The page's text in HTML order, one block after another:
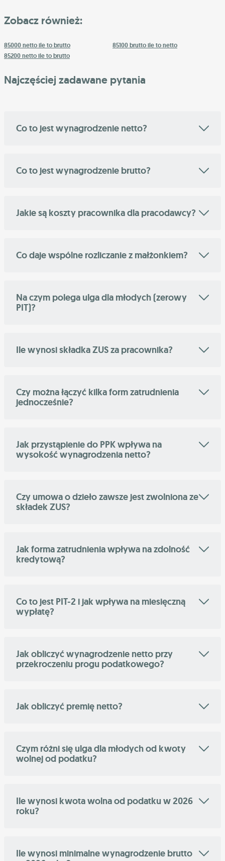
Zobacz również:
85000 netto ile to brutto
85100 brutto ile to netto
85200 netto ile to brutto
Najczęściej zadawane pytania
Co to jest wynagrodzenie netto?
Co to jest wynagrodzenie brutto?
Jakie są koszty pracownika dla pracodawcy?
Co daje wspólne rozliczanie z małżonkiem?
Na czym polega ulga dla młodych (zerowy
PIT)?
Ile wynosi składka ZUS za pracownika?
Czy można łączyć kilka form zatrudnienia
jednocześnie?
Jak przystąpienie do PPK wpływa na
wysokość wynagrodzenia netto?
Czy umowa o dzieło zawsze jest zwolniona ze
składek ZUS?
Jak forma zatrudnienia wpływa na zdolność
kredytową?
Co to jest PIT-2 i jak wpływa na miesięczną
wypłatę?
Jak obliczyć wynagrodzenie netto przy
przekroczeniu progu podatkowego?
Jak obliczyć premię netto?
Czym różni się ulga dla młodych od kwoty
wolnej od podatku?
Ile wynosi kwota wolna od podatku w 2026
roku?
Ile wynosi minimalne wynagrodzenie brutto